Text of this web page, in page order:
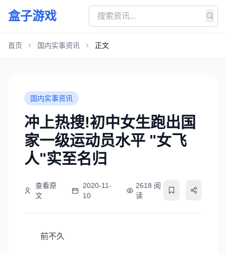
盒子游戏
首页 国内实事资讯 正文
国内实事资讯
冲上热搜!初中女生跑出国
家一级运动员水平 "女飞
人"实至名归
查看原
文
2020-11-
10
2618 阅
读
前不久